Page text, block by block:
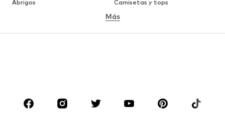
Abrigos
Camisetas y tops
Ropa interior
Faldas
Blusas y camisas
Zapatos
Deporte
Más